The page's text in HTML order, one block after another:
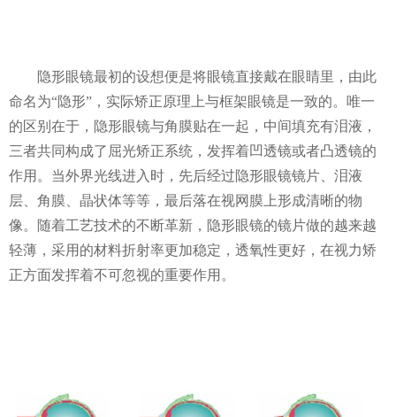
隐形眼镜最初的设想便是将眼镜直接戴在眼睛里，由此
命名为“隐形”，实际矫正原理上与框架眼镜是一致的。唯一
的区别在于，隐形眼镜与角膜贴在一起，中间填充有泪液，
三者共同构成了屈光矫正系统，发挥着凹透镜或者凸透镜的
作用。当外界光线进入时，先后经过隐形眼镜镜片、泪液
层、角膜、晶状体等等，最后落在视网膜上形成清晰的物
像。随着工艺技术的不断革新，隐形眼镜的镜片做的越来越
轻薄，采用的材料折射率更加稳定，透氧性更好，在视力矫
正方面发挥着不可忽视的重要作用。